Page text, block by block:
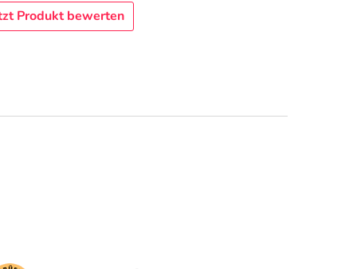
Produkt bewerten